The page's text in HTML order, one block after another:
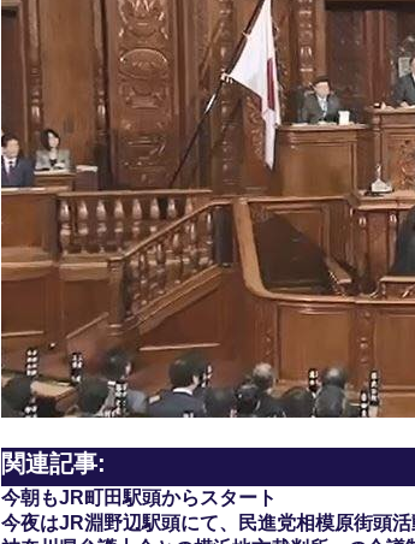
関連記事:
今朝もJR町田駅頭からスタート
今夜はJR淵野辺駅頭にて、民進党相模原街頭活